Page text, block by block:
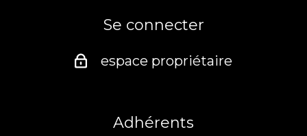
Se connecter
espace propriétaire
Adhérents